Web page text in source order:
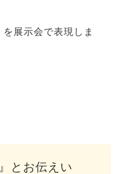
を展示会で表現しま
とお伝えい